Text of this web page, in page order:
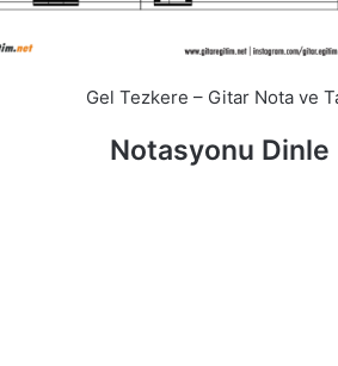
Gel Tezkere – Gitar Nota ve
Notasyonu Dinle